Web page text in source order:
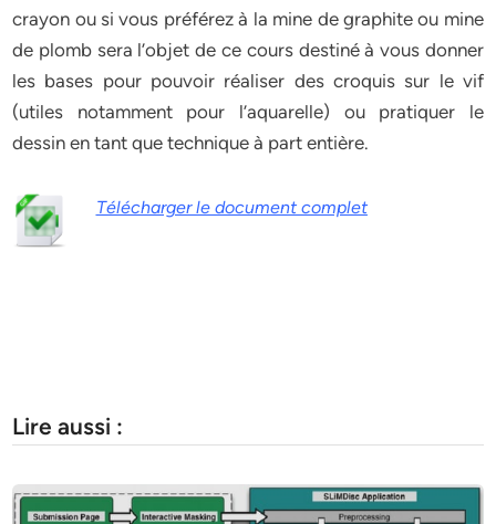
crayon ou si vous préférez à la mine de graphite ou mine
de plomb sera l’objet de ce cours destiné à vous donner
les bases pour pouvoir réaliser des croquis sur le vif
(utiles notamment pour l’aquarelle) ou pratiquer le
dessin en tant que technique à part entière.
Télécharger le document complet
Lire aussi :